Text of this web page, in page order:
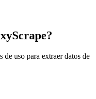
uso para extraer datos de